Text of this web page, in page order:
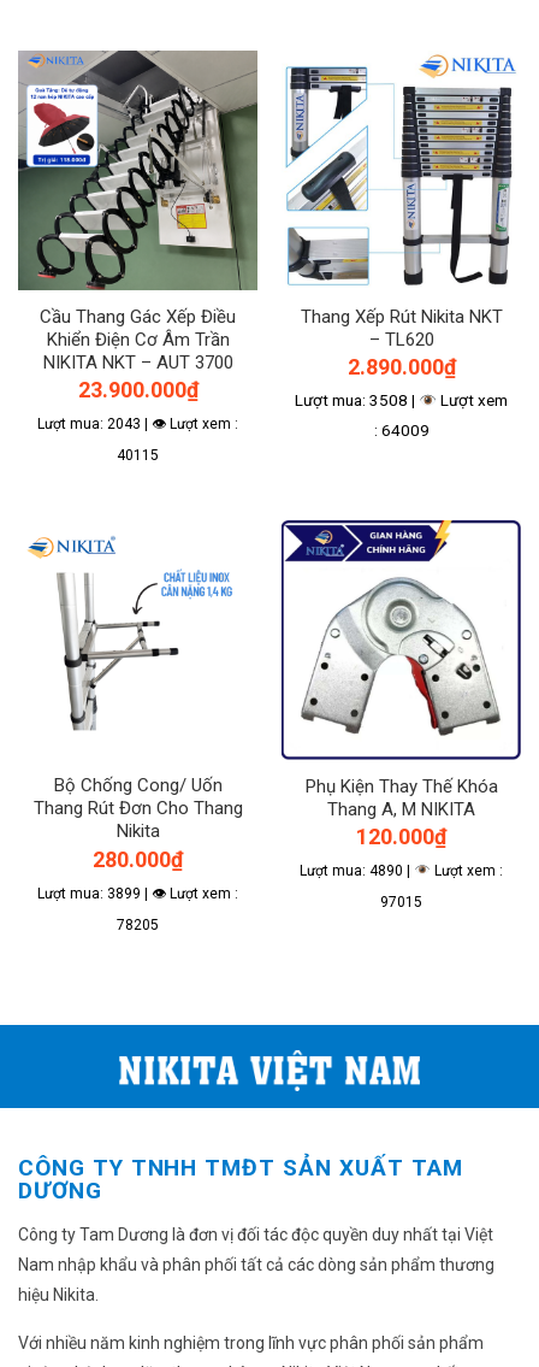
Cầu Thang Gác Xếp Điều
Khiển Điện Cơ Âm Trần
NIKITA NKT – AUT 3700
23.900.000₫
Lượt mua: 2043 | 👁 Lượt xem :
40115
Thang Xếp Rút Nikita NKT
– TL620
2.890.000₫
Lượt mua: 3508 |
Lượt xem
: 64009
Bộ Chống Cong/ Uốn
Thang Rút Đơn Cho Thang
Nikita
280.000₫
Lượt mua: 3899 | 👁 Lượt xem :
78205
Phụ Kiện Thay Thế Khóa
Thang A, M NIKITA
120.000₫
Lượt mua: 4890 |
Lượt xem :
97015
CÔNG TY TNHH TMĐT SẢN XUẤT TAM
DƯƠNG
Công ty Tam Dương là đơn vị đối tác độc quyền duy nhất tại Việt
Nam nhập khẩu và phân phối tất cả các dòng sản phẩm thương
hiệu Nikita.
Với nhiều năm kinh nghiệm trong lĩnh vực phân phối sản phẩm